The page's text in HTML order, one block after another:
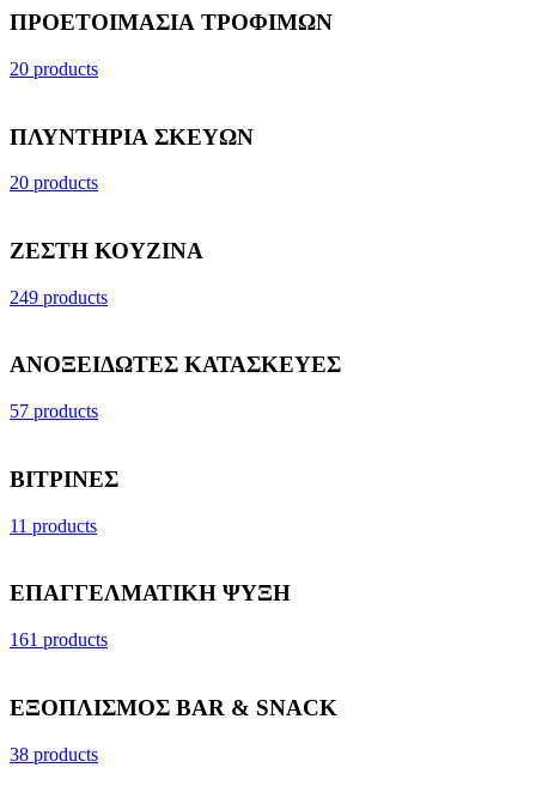
ΠΡΟΕΤΟΙΜΑΣΙΑ ΤΡΟΦΙΜΩΝ
20 products
ΠΛΥΝΤΗΡΙΑ ΣΚΕΥΩΝ
20 products
ΖΕΣΤΗ ΚΟΥΖΙΝΑ
249 products
ΑΝΟΞΕΙΔΩΤΕΣ ΚΑΤΑΣΚΕΥΕΣ
57 products
ΒΙΤΡΙΝΕΣ
11 products
ΕΠΑΓΓΕΛΜΑΤΙΚΗ ΨΥΞΗ
161 products
ΕΞΟΠΛΙΣΜΟΣ BAR & SNACK
38 products